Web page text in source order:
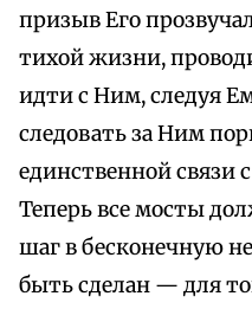
призыв Его
тихой жизни,
идти с Ним, следуя
следовать за Ним
единственной связи
Теперь все мосты
шаг в бесконечную
быть сделан — для